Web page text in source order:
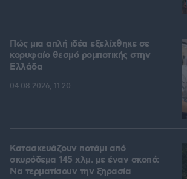
Πώς μια απλή ιδέα εξελίχθηκε σε
κορυφαίο θεσμό ρομποτικής στην
Ελλάδα
04.08.2026, 11:20
Κατασκευάζουν ποτάμι από
σκυρόδεμα 145 χλμ. με έναν σκοπό:
Να τερματίσουν την ξηρασία